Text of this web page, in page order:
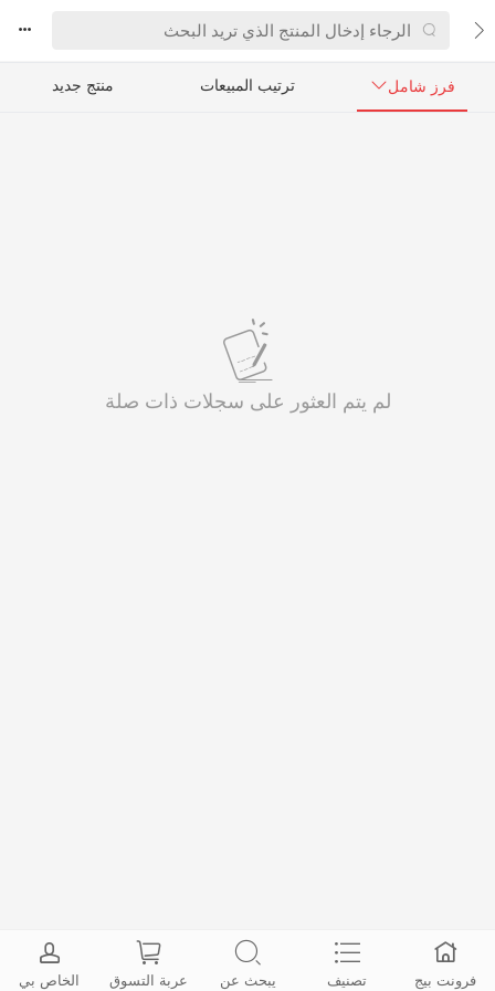


فرز شامل ترتيب المبيعات منتج جديد

لم يتم العثور على سجلات ذات صلة
فرونت بيج تصنيف يبحث عن عربة التسوق الخاص بي